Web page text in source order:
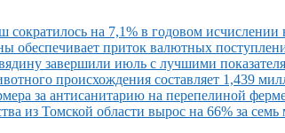
на 7,1% в годовом исчислении
обеспечивает приток валютных
завершили июль с лучшими
происхождения составляет 1,439
за антисанитарию на перепелиной
из Томской области вырос на 66% за семь